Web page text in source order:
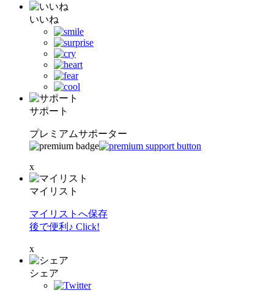
いいね
サポート
プレミアムサポーター
x
マイリスト
マイリストへ保存
後で便利♪ Click!
x
シェア